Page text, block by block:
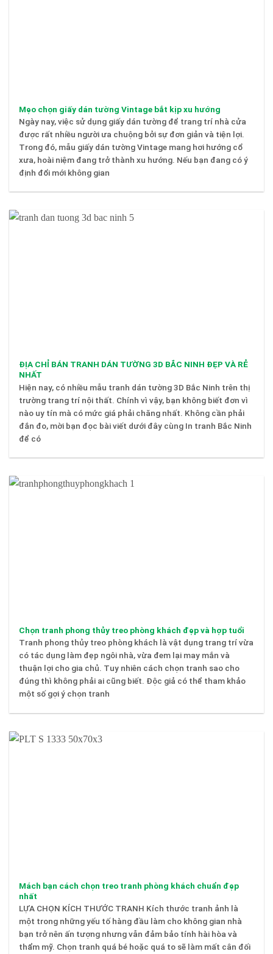
Mẹo chọn giấy dán tường Vintage bắt kịp xu hướng
Ngày nay, việc sử dụng giấy dán tường để trang trí nhà cửa
được rất nhiều người ưa chuộng bởi sự đơn giản và tiện lợi.
Trong đó, mẫu giấy dán tường Vintage mang hơi hướng cổ
xưa, hoài niệm đang trở thành xu hướng. Nếu bạn đang có ý
định đổi mới không gian
ĐỊA CHỈ BÁN TRANH DÁN TƯỜNG 3D BẮC NINH ĐẸP VÀ RẺ
NHẤT
Hiện nay, có nhiều mẫu tranh dán tường 3D Bắc Ninh trên thị
trường trang trí nội thất. Chính vì vậy, bạn không biết đơn vì
nào uy tín mà có mức giá phải chăng nhất. Không cần phải
đắn đo, mời bạn đọc bài viết dưới đây cùng In tranh Bắc Ninh
để có
Chọn tranh phong thủy treo phòng khách đẹp và hợp tuổi
Tranh phong thủy treo phòng khách là vật dụng trang trí vừa
có tác dụng làm đẹp ngôi nhà, vừa đem lại may mắn và
thuận lợi cho gia chủ. Tuy nhiên cách chọn tranh sao cho
đúng thì không phải ai cũng biết. Độc giả có thể tham khảo
một số gợi ý chọn tranh
Mách bạn cách chọn treo tranh phòng khách chuẩn đẹp
nhất
LỰA CHỌN KÍCH THƯỚC TRANH Kích thước tranh ảnh là
một trong những yếu tố hàng đầu làm cho không gian nhà
bạn trở nên ấn tượng nhưng vẫn đảm bảo tính hài hòa và
thẩm mỹ. Chọn tranh quá bé hoặc quá to sẽ làm mất cân đối